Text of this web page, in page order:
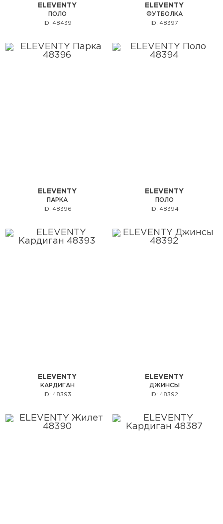
ELEVENTY
ПОЛО
ID: 48439
ELEVENTY
ФУТБОЛКА
ID: 48397
ELEVENTY
ПАРКА
ID: 48396
ELEVENTY
ПОЛО
ID: 48394
ELEVENTY
КАРДИГАН
ID: 48393
ELEVENTY
ДЖИНСЫ
ID: 48392